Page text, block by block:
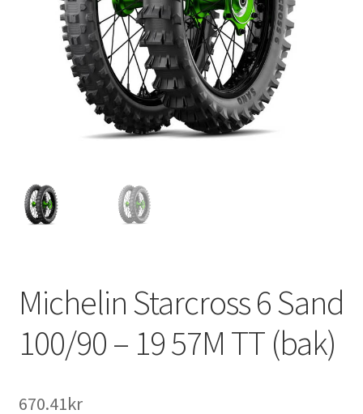
Michelin Starcross 6 Sand
100/90 – 19 57M TT (bak)
670.41kr